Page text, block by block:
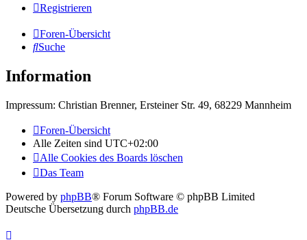
Registrieren
Foren-Übersicht
Suche
Information
Impressum: Christian Brenner, Ersteiner Str. 49, 68229 Mannheim
Foren-Übersicht
Alle Zeiten sind UTC+02:00
Alle Cookies des Boards löschen
Das Team
Powered by phpBB® Forum Software © phpBB Limited
Deutsche Übersetzung durch phpBB.de